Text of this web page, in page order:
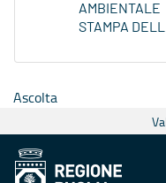
AMBIENTALE
STAMPA
Ascolta